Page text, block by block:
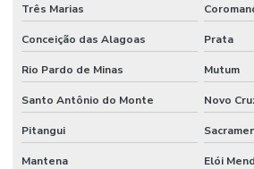
Manutenção Preventiva De Sistemas
Manutenção Preventiva E Corretiva
Manutenção Preventiva E Gestão De Ativos
Manutenção Preventiva E Lubrificação
Manutenção Preventiva E Segurança
Três Marias
Conceição das Alagoas Prata
Rio Pardo de Minas Mutum
Santo Antônio do Monte Novo
Pitangui
Mantena Elói